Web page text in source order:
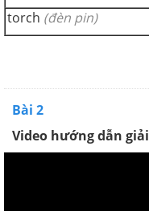
torch (đèn pin)
Bài 2
Video hướng dẫn giải